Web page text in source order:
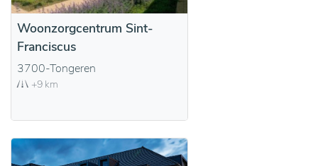
Woonzorgcentrum Sint-
Franciscus
3700-Tongeren
+9 km